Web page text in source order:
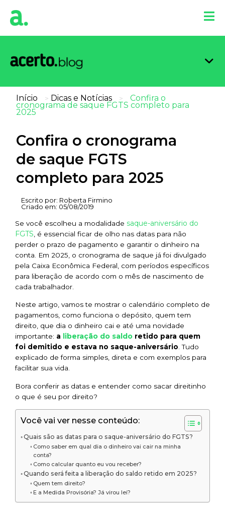
Início > Dicas e Notícias > Confira o
cronograma de saque FGTS completo para
2025
Confira o cronograma
de saque FGTS
completo para 2025
Escrito por: Roberta Firmino
Criado em: 05/08/2019
Se você escolheu a modalidade saque-aniversário do
FGTS , é essencial ficar de olho nas datas para não
perder o prazo de pagamento e garantir o dinheiro na
conta. Em 2025, o cronograma de saque já foi divulgado
pela Caixa Econômica Federal, com períodos específicos
para liberação de acordo com o mês de nascimento de
cada trabalhador.
Neste artigo, vamos te mostrar o calendário completo de
pagamentos, como funciona o depósito, quem tem
direito, que dia o dinheiro cai e até uma novidade
importante: a liberação do saldo retido para quem
foi demitido e estava no saque-aniversário . Tudo
explicado de forma simples, direta e com exemplos para
facilitar sua vida.
Bora conferir as datas e entender como sacar direitinho
o que é seu por direito?
Você vai ver nesse conteúdo:
Quais são as datas para o saque-aniversário do FGTS?
Como saber em qual dia o dinheiro vai cair na minha
conta?
Como calcular quanto eu vou receber?
Quando será feita a liberação do saldo retido em 2025?
Quem tem direito?
E a Medida Provisória? Já virou lei?